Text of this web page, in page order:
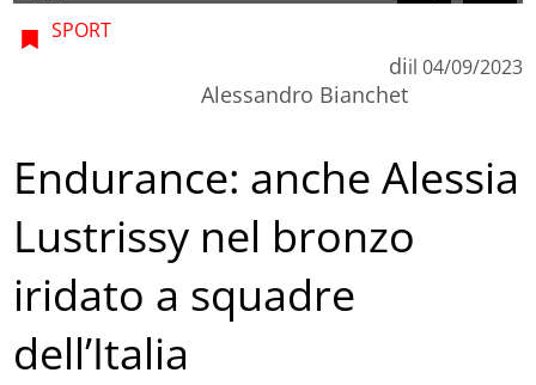
SPORT
di
Alessandro Bianchet
il 04/09/2023
Endurance: anche Alessia
Lustrissy nel bronzo
iridato a squadre
dell’Italia